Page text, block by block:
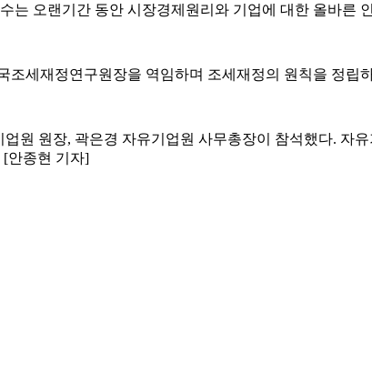
는 오랜기간 동안 시장경제원리와 기업에 대한 올바른
세재정연구원장을 역임하며 조세재정의 원칙을 정립
원 원장, 곽은경 자유기업원 사무총장이 참석했다. 자
[안종현 기자]